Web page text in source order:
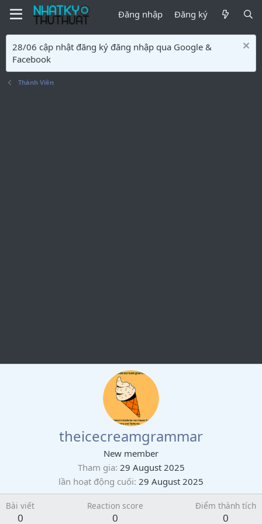
Đăng nhập Đăng ký
28/06 cập nhật đăng ký đăng nhập qua Google &
Facebook
Thành Viên
theicecreamgrammar
New member
Tham gia 29 August 2025
lần hoạt động cuối 29 August 2025
Bài viết
0
Reaction score
0
Điểm thành tích
0